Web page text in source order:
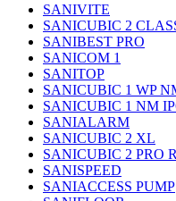
SANIVITE
SANICUBIC 2
SANIBEST PRO
SANICOM 1
SANITOP
SANICUBIC 1 WP
SANICUBIC 1 NM
SANIALARM
SANICUBIC 2 XL
SANICUBIC 2 PRO
SANISPEED
SANIACCESS PUMP